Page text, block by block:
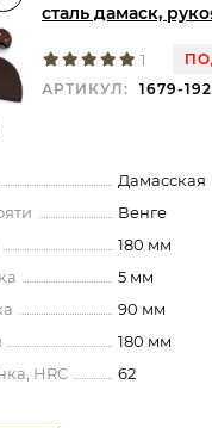
сталь дамаск,
1
АРТИКУЛ:
1679-
Дамасская
Венге
180 мм
5 мм
90 мм
180 мм
HRC
62